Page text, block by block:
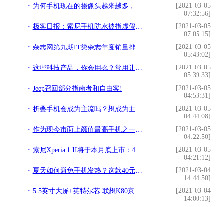
为何手机现在的摄像头越来越多，不能简化成为一个吗？!
[2021-03-05
07:32:56]
极客日报：索尼手机防水被指虚假广告 电信上半年净利润125亿!
[2021-03-05
07:05:15]
杂志网第九期IT类杂志年度销量排行榜!
[2021-03-05
05:43:02]
这些科技产品，你会用么？常用让你摆脱低头族!
[2021-03-05
05:39:33]
Jeep召回部分指南者和自由客!
[2021-03-05
04:53:31]
折叠手机会成为主流吗？想成为主流还得满足这一点!
[2021-03-05
04:44:08]
作为现今市面上颜值最高手机之一，买三星S9之前你必须要知道的!
[2021-03-05
04:22:50]
索尼Xperia 1 II将于本月底上市：4K屏旗舰价格很“美丽”!
[2021-03-05
04:21:12]
夏天如何避免手机发热？这款40元手机套完美解决!
[2021-03-04
14:44:50]
5.5英寸大屏+英特尔芯 联想K80京东现货!
[2021-03-04
14:00:13]